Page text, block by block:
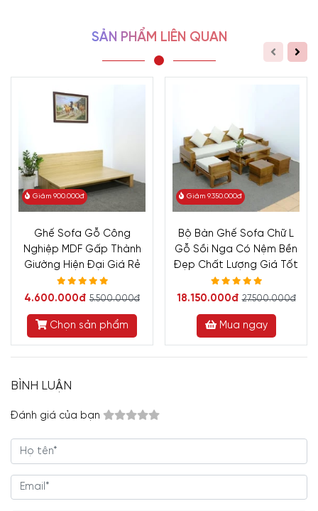
SẢN PHẨM LIÊN QUAN
Giảm 900.000đ
Ghế Sofa Gỗ Công
Nghiệp MDF Gấp Thành
Giường Hiện Đại Giá Rẻ
4.600.000đ 5.500.000đ
Chọn sản phẩm
Giảm 9.350.000đ
Bộ Bàn Ghế Sofa Chữ L
Gỗ Sồi Nga Có Nệm Bền
Đẹp Chất Lượng Giá Tốt
18.150.000đ 27.500.000đ
Mua ngay
BÌNH LUẬN
Đánh giá của bạn